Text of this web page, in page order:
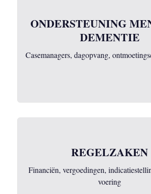
ONDERSTEUNING
DEMENTIE
Casemanagers, dagopvang,
REGELZAKEN
Financiën, vergoedingen,
voering